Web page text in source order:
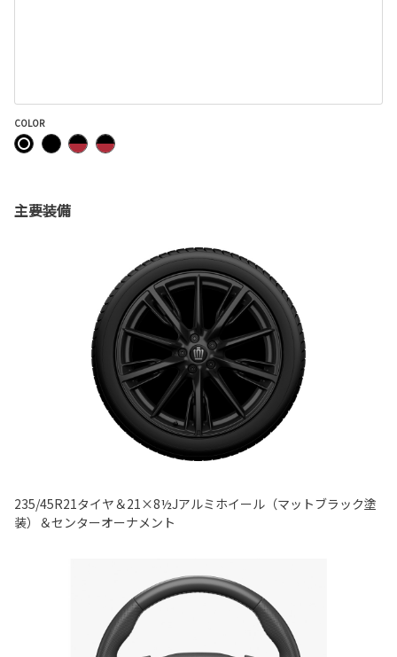
COLOR
主要装備
235/45R21タイヤ＆21×8½Jアルミホイール（マットブラック塗
装）＆センターオーナメント